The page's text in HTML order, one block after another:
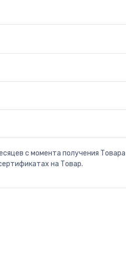
с момента получения Товара
на Товар.